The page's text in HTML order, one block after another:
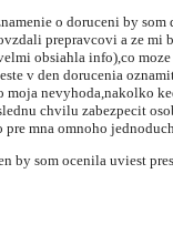
o doruceni by
prepravcovi a ze mi
obsiahla info),co
v den dorucenia
moja nevyhoda,nakolko
chvilu zabezpecit
mna omnoho
by som ocenila uviest